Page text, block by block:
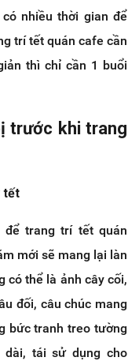
nhiều thời gian để
trí tết quán cafe cần
thì chỉ cần 1 buổi
trước khi trang
tết
để trang trí tết quán
mới sẽ mang lại làn
có thể là ảnh cây cối,
đối, câu chúc mang
bức tranh treo tường
tái sử dụng cho